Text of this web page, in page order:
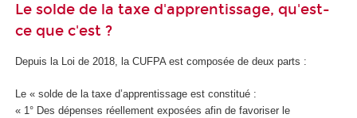
Le solde de la taxe d'apprentissage, qu'est-
ce que c'est ?
Depuis la Loi de 2018, la CUFPA est composée de deux parts :
Le « solde de la taxe d’apprentissage est constitué :
« 1° Des dépenses réellement exposées afin de favoriser le